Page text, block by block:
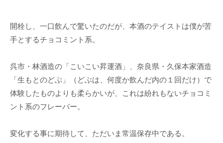
開栓し、一口飲んで驚いたのだが、本酒のテイストは僕が苦
手とするチョコミント系。
呉市・林酒造の「こいこい昇運酒」、奈良県・久保本家酒造
「生もとのどぶ」（どぶは、何度か飲んだ内の１回だけ）で
体験したものよりも柔らかいが、これは紛れもないチョコミ
ント系のフレーバー。
変化する事に期待して、ただいま常温保存中である。